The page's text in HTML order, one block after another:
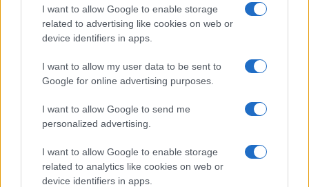
I want to allow Google to enable storage
related to advertising like cookies on web or
device identifiers in apps.
I want to allow my user data to be sent to
Google for online advertising purposes.
I want to allow Google to send me
personalized advertising.
I want to allow Google to enable storage
related to analytics like cookies on web or
device identifiers in apps.
Calangianus, allarme sul centro accoglienza
minori, Albieri: “Episodi gravissimi”
Gallura, finti clienti svuotano le suite: furto da
50mila nel resort
Meteo Olbia 7 agosto, sole e caldo tornano
protagonisti